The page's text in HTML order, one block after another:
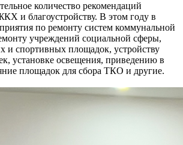
количество рекомендаций
и благоустройству. В этом году в
по ремонту систем коммунальной
учреждений социальной сферы,
и спортивных площадок, устройству
установке освещения, приведению в
площадок для сбора ТКО и другие.